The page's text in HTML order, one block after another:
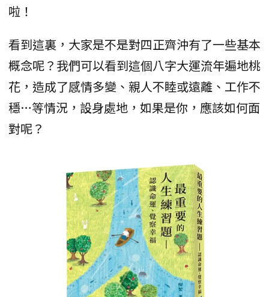
啦！
看到這裏，大家是不是對四正齊沖有了一些基本
概念呢？我們可以看到這個八字大運流年遍地桃
花，造成了感情多變、親人不睦或遠離、工作不
穩…等情況，設身處地，如果是你，應該如何面
對呢？